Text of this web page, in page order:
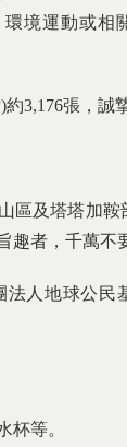
境運動或相
3,176張，誠
區及塔塔加鞍
趣者，千萬不
法人地球公民
杯等。